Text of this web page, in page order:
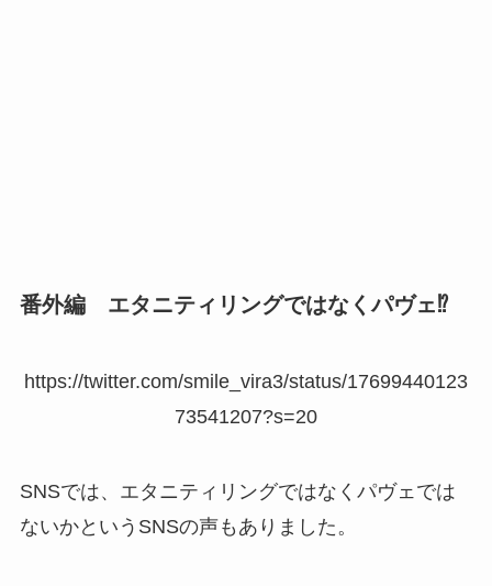
番外編 エタニティリングではなくパヴェ⁉
https://twitter.com/smile_vira3/status/17699440123
73541207?s=20
SNSでは、エタニティリングではなくパヴェでは
ないかというSNSの声もありました。